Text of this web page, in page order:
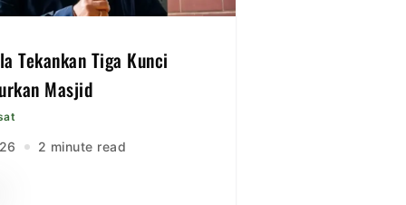
Tekankan Tiga Kunci
Masjid
2 minute read